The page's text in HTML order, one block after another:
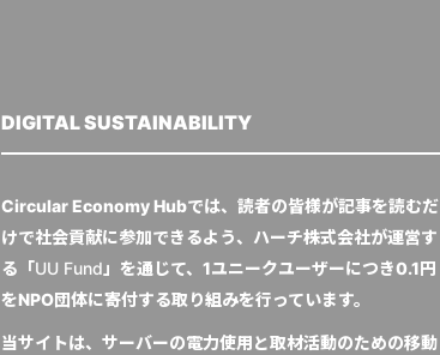
DIGITAL SUSTAINABILITY
Circular Economy Hubでは、読者の皆様が記事を読むだ
けで社会貢献に参加できるよう、ハーチ株式会社が運営す
る「UU Fund」を通じて、1ユニークユーザーにつき0.1円
をNPO団体に寄付する取り組みを行っています。
当サイトは、サーバーの電力使用と取材活動のための移動